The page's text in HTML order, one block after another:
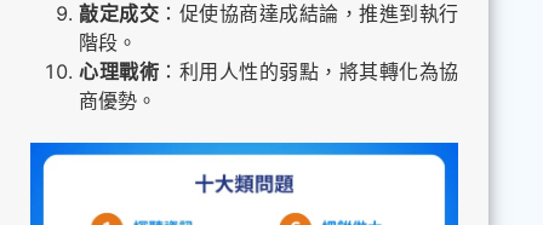
敲定成交 ：促使協商達成結論，推進到執行
階段。
心理戰術 ：利用人性的弱點，將其轉化為協
商優勢。